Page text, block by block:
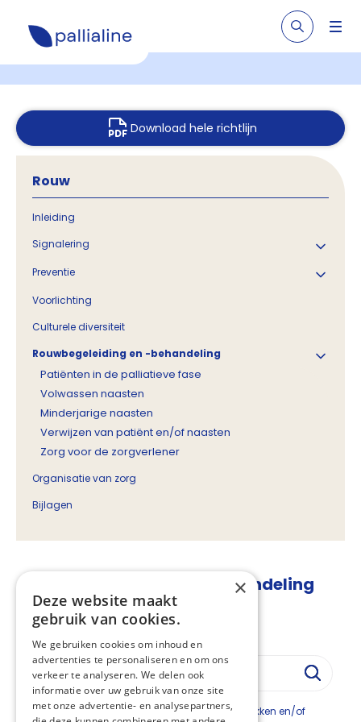
Download hele richtlijn
Rouw
Inleiding
Signalering
Preventie
Voorlichting
Culturele diversiteit
Rouwbegeleiding en -behandeling
Patiënten in de palliatieve fase
Volwassen naasten
Minderjarige naasten
Verwijzen van patiënt en/of naasten
Zorg voor de zorgverlener
Organisatie van zorg
Bijlagen
Rouwbegeleiding en -behandeling
Vastgesteld:
10-10-2022
Regiehouder: VGVZ
Dit hoofdstuk is onderverdeeld in subhoofdstukken en/of
×
Deze website maakt
gebruik van cookies.
We gebruiken cookies om inhoud en
advertenties te personaliseren en om ons
verkeer te analyseren. We delen ook
informatie over uw gebruik van onze site
met onze advertentie- en analysepartners,